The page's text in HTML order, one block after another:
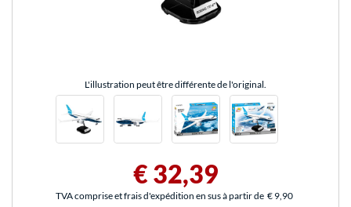
L'illustration peut être différente de l'original.
€ 32,39
TVA comprise et frais d'expédition en sus à partir de € 9,90